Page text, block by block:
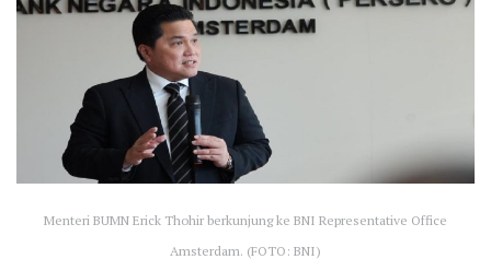
Menteri BUMN Erick Thohir berkunjung ke BNI Representative Office
Amsterdam. (FOTO: BNI)